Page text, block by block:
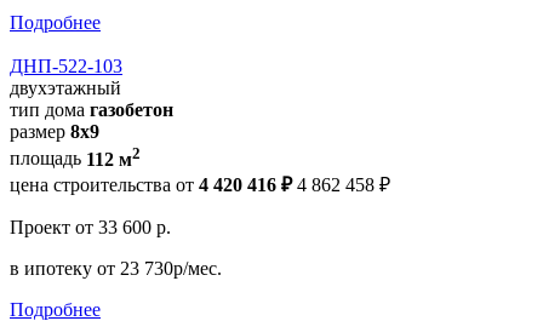
Подробнее
ДНП-522-103
двухэтажный
тип дома газобетон
размер 8х9
площадь 112 м2
цена строительства от 4 420 416 ₽ 4 862 458 ₽
Проект от 33 600 р.
в ипотеку от 23 730р/мес.
Подробнее